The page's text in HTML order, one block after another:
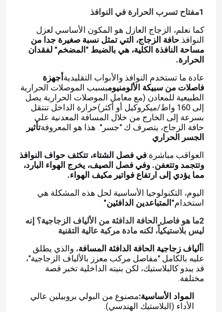
1مفتاح تسرب الحرارة في النوافذ
كما نعلم، الزجاج العازل هو المكون الأساسي لعزل
النوافذ.حافة الزجاج، التي تمثل نسبة صغيرة جدا من
مساحة النافذة الكلية، هي بالضبط "المضخم" لفقدان
الحرارة.
عادة ما تستخدم النوافذ والأبواب التقليدية أجهزة
فاصلات من سبيكة الألومنيومبسبب الموصلات الحرارية
الطبيعية للمعادن (مع معامل الموصلات الحرارية يصل
إلى 160 واط/ميكروكيل أو أكثر)حرارة الداخل تنتقل
بسرعة إلى الخارج من خلال المسافة المعدنية على
حافة الزجاج، يتصرف ك "جسر". هذا هو المعروفةتأثير
الجسر الحراري
العواقب مباشرة:في فصل الشتاء، تتكثف حواف النوافذ
وتتجمد وتتعفن. وفي فصل الصيف، يخرج الهواء البارد،
مما يؤدي إلى ارتفاع فواتير مكيف الهواء.
اليوم، التكنولوجيا الأساسية لحل هذه المشكلة هي
استخدام"المتباعدين الدافئين"
2ما هو فاصل الحافة الدافئة من الألياف الزجاجية؟ إنه
ليس بلاستيكياً، لكنه مادة مركبة عالية التقنية
ألياف زجاجية الحافة الدافئة المسافة، والذي يطلق
عليه بالكامل "مفاصل مركب معزز بالألياف الزجاجية"،
قد يبدو كالبلاستيك، لكن بنيته الداخلية تخبر قصة
مختلفة.
المواد الأساسية:مصنوع من البولي بروبيلين عالي
الأداء (البلاستيك الهندسي).